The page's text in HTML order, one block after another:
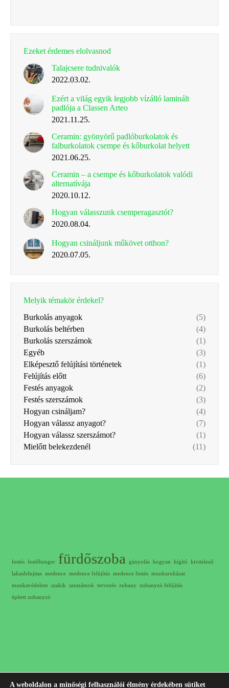
Ezeket érdemes elolvasnod
Talajcsere tudnivalók
2022.03.02.
Ezért a világ egyik legjobb vízálló laminált
padlója a Classen Arteo
2021.11.25.
Ceramin: gyönyörű padlóburkolatok és
falburkolatok csempe és kőburkolat helyett
2021.06.25.
Ceramin – a csempe és kőburkolatok valódi
alternatívája
2020.10.12.
Hogyan válasszunk csemperagasztót?
2020.08.04.
Hogyan csináljunk műkövet otthon?
2020.07.05.
Melyik témakör érdekel?
Burkolás anyagok
(5)
Burkolás beltérben
(4)
Burkolás szerszámok
(1)
Egyéb
(3)
Elképesztő felújítási történetek
(1)
Felújítás előtt
(6)
Festés anyagok
(2)
Festés szerszámok
(3)
Hogyan csináljam?
(4)
Hogyan válassz anyagot?
(7)
Hogyan válassz szerszámot?
(1)
Mielőtt belekezdenél
(11)
festés festőhenger fürdőszoba gányolás hogyan hígító kivitelező
lakasfelujitas medence medence felújítás medence festés munkaruházat
munkavédelem szakik szeszámok tervezés zuhany zuhanyzó felújítás
épített zuhanyzó
A weboldalon a minőségi felhasználói élmény érdekében sütiket